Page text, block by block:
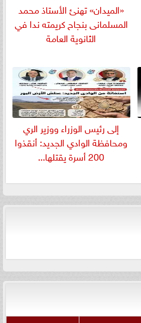
«الميدان» تهنئ الأستاذ محمد
المسلمانى بنجاح كريمته ندا في
الثانوية العامة
إلى رئيس الوزراء ووزير الري
ومحافظة الوادي الجديد: أنقذوا
200 أسرة يقتلها...